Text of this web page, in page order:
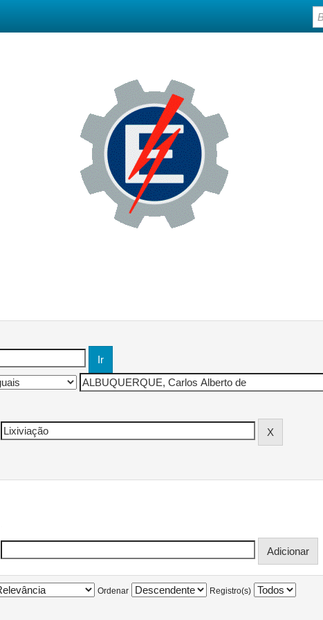
Ordenar Registro(s)